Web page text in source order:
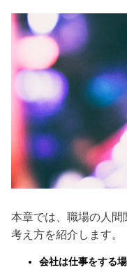
本章では、職場の人
考え方を紹介します。
会社は仕事をする